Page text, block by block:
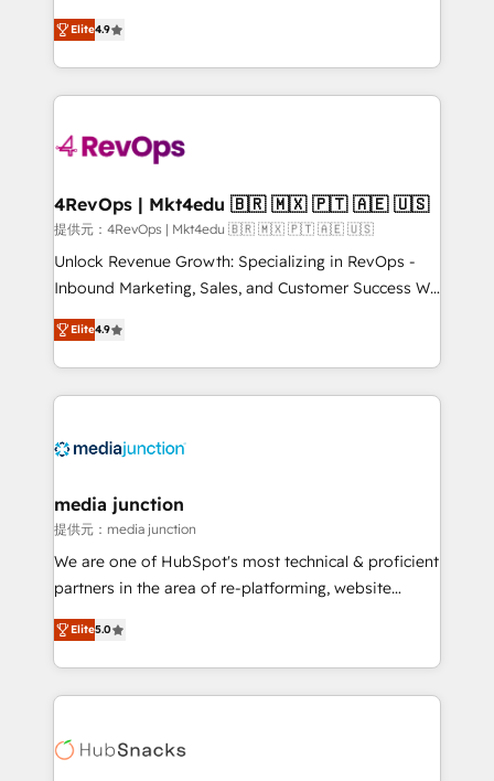
HubSpot experience ✔️Flexible pricing models —
Hourly-fee (assigned one Dedicated HubSpot
requirement). ✔️Helped over 25,000+ customers so
far with our HubSpot solutions. ✔️Bespoke apps &
on-demand bundle services. Connect with us today!
Hire an agency that's experienced in every inch of
HubSpot and willing to work hand-in-hand with your
team to simplify the complex and build a better
experience for your team and customers.
Elite4.9
4RevOps | Mkt4edu 🇧🇷 🇲🇽 🇵🇹 🇦🇪 🇺🇸
提供元：4RevOps | Mkt4edu 🇧🇷 🇲🇽 🇵🇹 🇦🇪 🇺🇸
Unlock Revenue Growth: Specializing in RevOps -
Inbound Marketing, Sales, and Customer Success We
specialize in driving revenue growth for companies
across industries through tailored marketing, sales,
and customer success strategies, utilizing RevOps
methodologies. As Latin America's largest HubSpot
offer unparalleled insights. Operating in five
Mexico, USA, and Portugal—we've executed over a
hundred successful operations. Our approach,
rooted in RevOps principles, integrates analysis,
training, planning, and qualification. Leveraging
inbound marketing tactics, we focus on
understanding, nurturing, and converting leads.
competitive market.
Elite4.9
media junction
提供元：media junction
We are one of HubSpot's most technical & proficient
partners in the area of re-platforming, website
design & development. We specialize in multi-hub
implementations for mid-market & enterprise
companies. We are woman-owned, powered by
coffee, and we ❤️ dogs. We produce award-winning
Impact Award 🏆2022 Technical Expertise Impact
Elite5.0